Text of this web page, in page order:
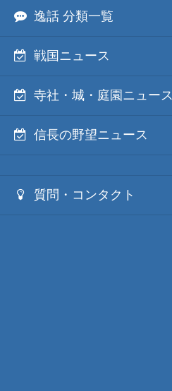
逸話 分類一覧
戦国ニュース
寺社・城・庭園ニュース
信長の野望ニュース
質問・コンタクト